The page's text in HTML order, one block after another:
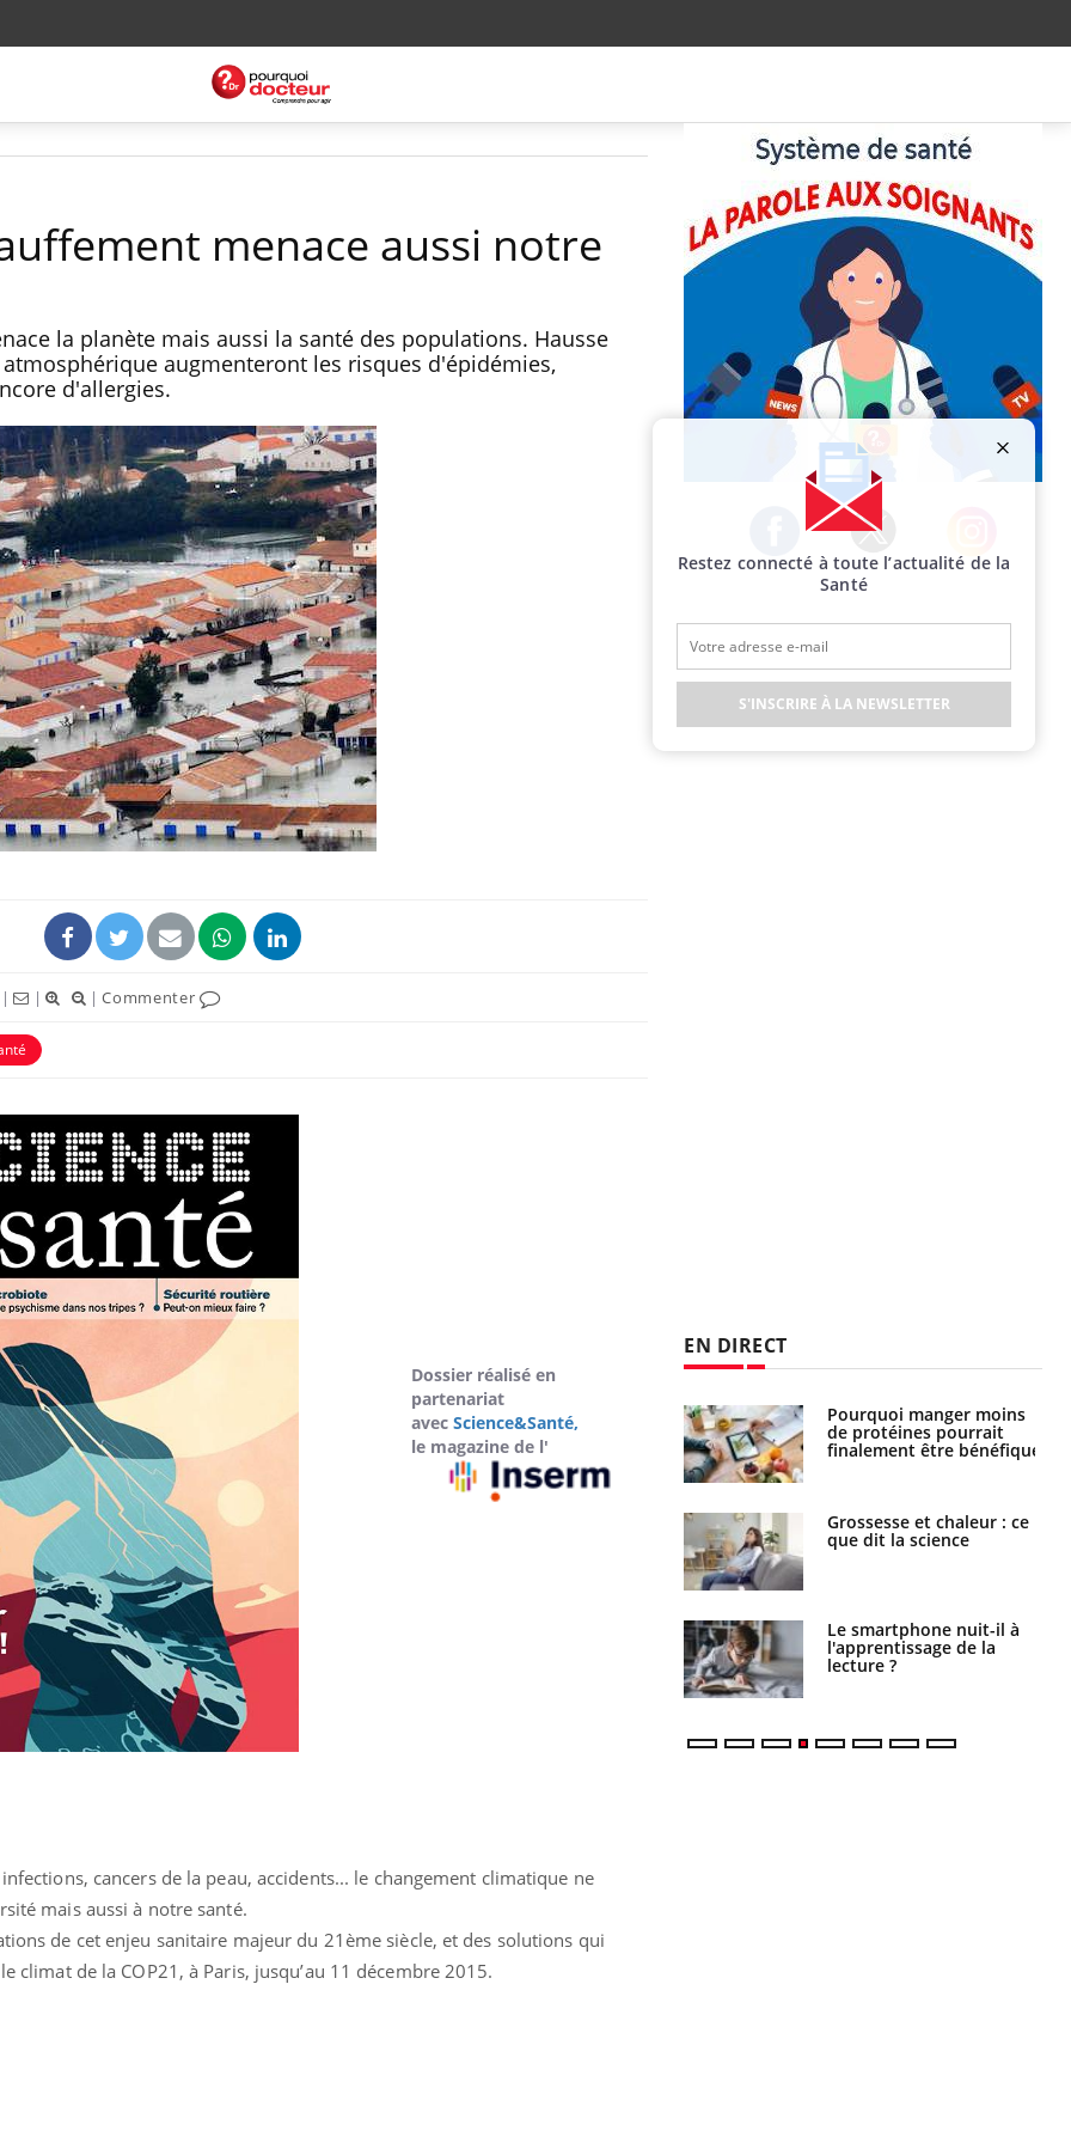
menace aussi notre
la planète mais aussi la santé des populations. Hausse
augmenteront les risques d'épidémies,
d'allergies.
| | |Commenter
Dossier réalisé en
partenariat
avec Science&Santé,
le magazine de l'
cancers de la peau, accidents... le changement climatique ne
mais aussi à notre santé.
de cet enjeu sanitaire majeur du 21ème siècle, et des solutions qui
climat de la COP21, à Paris, jusqu’au 11 décembre 2015.
Facebook Twitter Instagram
EN DIRECT
Pourquoi votre ventre
gâche-t-il les premiers
jours de vos vacances ?
Fortes chaleurs :
pourquoi le risque de
noyade grimpe-t-il ?
Le Viagra pourrait-il
freiner la propagation du
cancer ?
Pourquoi manger moins
de protéines pourrait
finalement être bénéfique
Mordue par une tique en
vacances, elle reste dans
le coma pendant 42 jours
Mordue par un
barracuda, une petite fille
secourue grâce à un
Légionellose en Suisse :
quelle est l’origine de la
contamination ?
Restez connecté à toute l’actualité de la
Santé
S'INSCRIRE À LA NEWSLETTER